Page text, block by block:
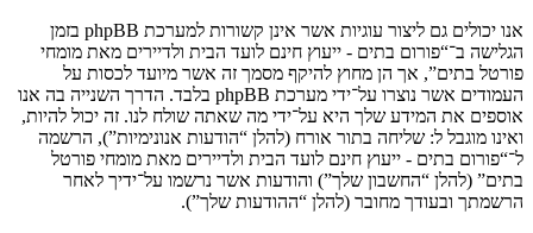
אנו יכולים גם ליצור עוגיות אשר אינן קשורות למערכת phpBB בזמן
הגלישה ב־“פורום בתים - ייעוץ חינם לועד הבית ולדיירים מאת מומחי
פורטל בתים”, אך הן מחוץ להיקף מסמך זה אשר מיועד לכסות על
העמודים אשר נוצרו על־ידי מערכת phpBB בלבד. הדרך השנייה בה אנו
אוספים את המידע שלך היא על־ידי מה שאתה שולח לנו. זה יכול להיות,
ואינו מוגבל ל: שליחה בתור אורח (להלן “הודעות אנונימיות”), הרשמה
ל־“פורום בתים - ייעוץ חינם לועד הבית ולדיירים מאת מומחי פורטל
בתים” (להלן “החשבון שלך”) והודעות אשר נרשמו על־ידיך לאחר
הרשמתך ובעודך מחובר (להלן “ההודעות שלך”).